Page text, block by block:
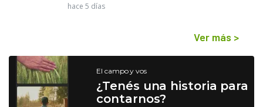
hace 5 días
Ver más >
El campo y vos
¿Tenés una historia para
contarnos?